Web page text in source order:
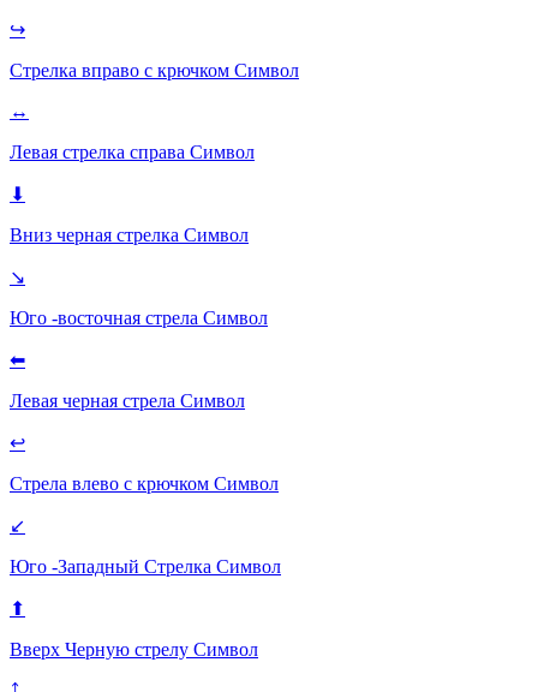
↪
Стрелка вправо с крючком Символ
↔
Левая стрелка справа Символ
⬇
Вниз черная стрелка Символ
↘
Юго -восточная стрела Символ
⬅
Левая черная стрела Символ
↩
Стрела влево с крючком Символ
↙
Юго -Западный Стрелка Символ
⬆
Вверх Черную стрелу Символ